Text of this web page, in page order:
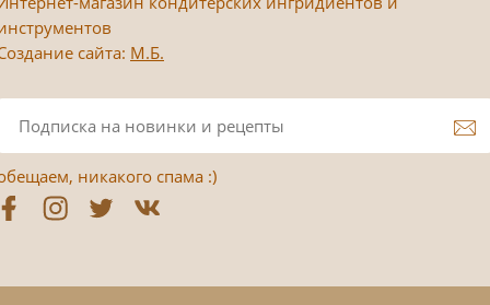
сайта: М.Б.
никакого спама :)